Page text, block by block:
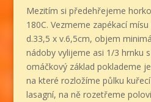
Mezitím si předehřejeme
180C. Vezmeme zapékací
d.33,5 x v.6,5cm, objem
nádoby vylijeme asi 1/3 hrnku
omáčkový základ poklademe
na které rozložíme půlku
lasagní, na ně rozetřeme